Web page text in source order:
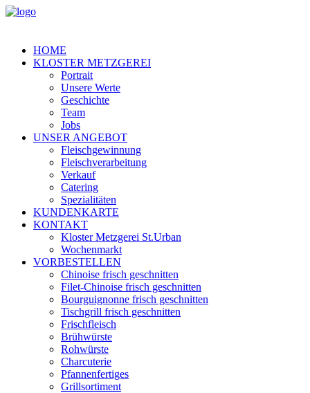
HOME
KLOSTER METZGEREI
Portrait
Unsere Werte
Geschichte
Team
Jobs
UNSER ANGEBOT
Fleischgewinnung
Fleischverarbeitung
Verkauf
Catering
Spezialitäten
KUNDENKARTE
KONTAKT
Kloster Metzgerei St.Urban
Wochenmarkt
VORBESTELLEN
Chinoise frisch geschnitten
Filet-Chinoise frisch geschnitten
Bourguignonne frisch geschnitten
Tischgrill frisch geschnitten
Frischfleisch
Brühwürste
Rohwürste
Charcuterie
Pfannenfertiges
Grillsortiment